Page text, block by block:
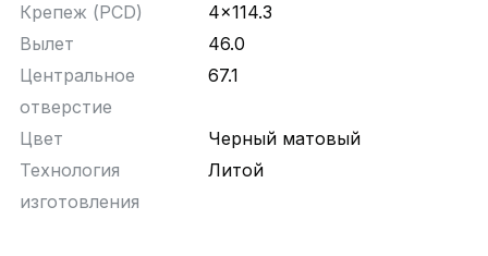
Крепеж (PCD)
4x114.3
Вылет
46.0
Центральное
отверстие
67.1
Цвет
Черный матовый
Технология
изготовления
Литой